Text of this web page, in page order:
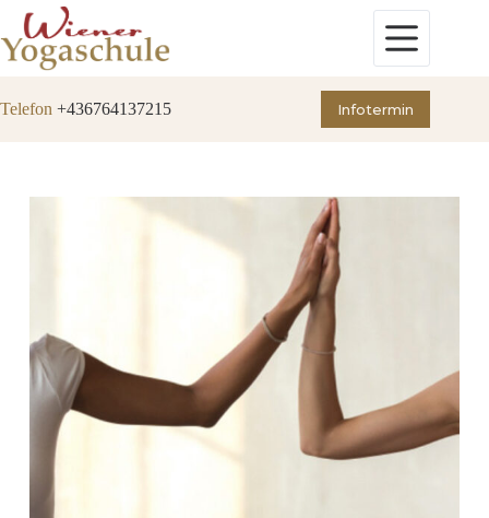
Zum
Inhalt
springen
Telefon +436764137215 Infotermin